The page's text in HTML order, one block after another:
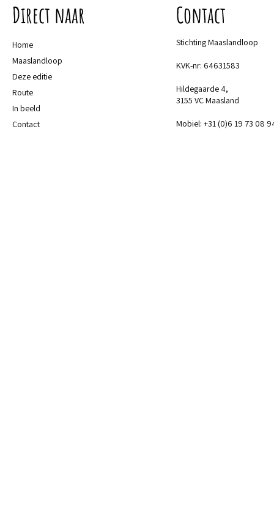
Direct naar
Home
Maaslandloop
Deze editie
Route
In beeld
Contact
Contact
Stichting Maaslandloop
KVK-nr: 64631583
Hildegaarde 4,
3155 VC Maasland
Mobiel: +31 (0)6 19 73 08